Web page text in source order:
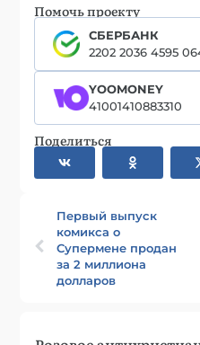
Помочь проекту
СБЕРБАНК
2202 2036 4595
YOOMONEY
41001410883310
Поделиться
Первый выпуск
комикса о
Супермене продан
за 2 миллиона
долларов